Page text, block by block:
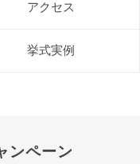
アクセス
挙式実例
ンペーン